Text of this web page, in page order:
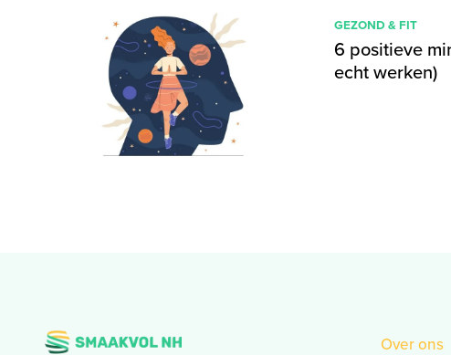
GEZOND & FIT
6 positieve
echt werken)
Over ons